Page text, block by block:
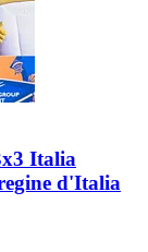
Italia
d'Italia